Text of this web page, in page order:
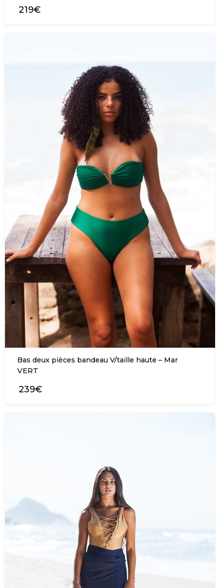
219€
Bas deux pièces bandeau V/taille haute – Mar
VERT
239€